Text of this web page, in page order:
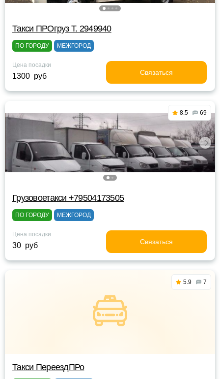
Такси ПРОгруз Т. 2949940
ПО ГОРОДУ МЕЖГОРОД
Цена посадки
1300 руб Связаться
8.5 69
Грузовоетакси +79504173505
ПО ГОРОДУ МЕЖГОРОД
Цена посадки
30 руб Связаться
5.9 7
Такси ПереездПРо